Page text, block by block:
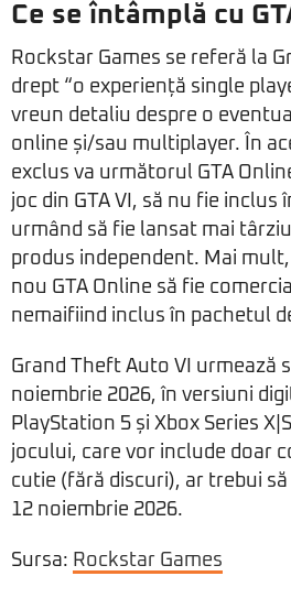
Ce se întâmplă cu
Rockstar Games se referă la
drept “o experiență single
vreun detaliu despre o
online și/sau multiplayer. În
exclus va următorul GTA
joc din GTA VI, să nu fie inclus
urmând să fie lansat mai
produs independent. Mai
nou GTA Online să fie
nemaifiind inclus în pachetul
Grand Theft Auto VI urmează
noiembrie 2026, în versiuni
PlayStation 5 și Xbox Series
jocului, care vor include doar
cutie (fără discuri), ar trebui
12 noiembrie 2026.
Sursa: Rockstar Games